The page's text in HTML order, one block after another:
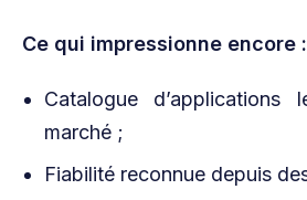
Ce qui impressionne encore :
Catalogue
marché ;
Fiabilité reconnue depuis